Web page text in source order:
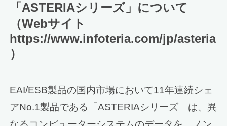
「ASTERIAシリーズ」について
（Webサイト
https://www.infoteria.com/jp/asteria
）
EAI/ESB製品の国内市場において11年連続シェ
アNo.1製品である「ASTERIAシリーズ」は、異